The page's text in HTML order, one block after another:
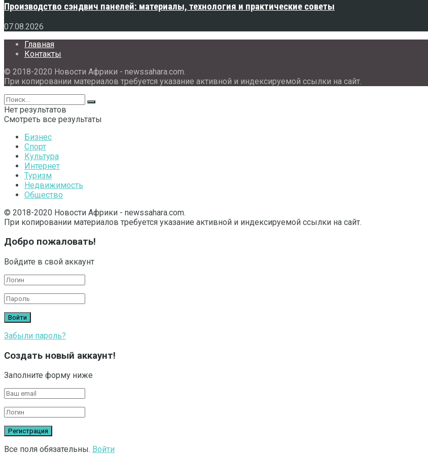
Производство сэндвич панелей: материалы, технология и практические советы
07.08.2026
Главная
Контакты
© 2018-2020 Новости Африки - newssahara.com.
При копировании материалов требуется указание активной и индексируемой ссылки на сайт.
Нет результатов
Смотреть все результаты
Бизнес
Спорт
Культура
Интернет
Туризм
Недвижимость
Общество
© 2018-2020 Новости Африки - newssahara.com.
При копировании материалов требуется указание активной и индексируемой ссылки на сайт.
Добро пожаловать!
Войдите в свой аккаунт
Забыли пароль?
Создать новый аккаунт!
Заполните форму ниже
Все поля обязательны. Войти